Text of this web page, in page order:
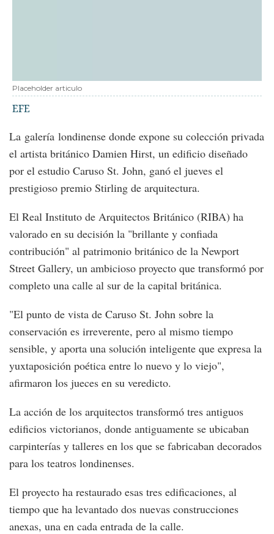
Placeholder articulo
EFE
La galería londinense donde expone su colección privada
el artista británico Damien Hirst, un edificio diseñado
por el estudio Caruso St. John, ganó el jueves el
prestigioso premio Stirling de arquitectura.
El Real Instituto de Arquitectos Británico (RIBA) ha
valorado en su decisión la "brillante y confiada
contribución" al patrimonio británico de la Newport
Street Gallery, un ambicioso proyecto que transformó por
completo una calle al sur de la capital británica.
"El punto de vista de Caruso St. John sobre la
conservación es irreverente, pero al mismo tiempo
sensible, y aporta una solución inteligente que expresa la
yuxtaposición poética entre lo nuevo y lo viejo",
afirmaron los jueces en su veredicto.
La acción de los arquitectos transformó tres antiguos
edificios victorianos, donde antiguamente se ubicaban
carpinterías y talleres en los que se fabricaban decorados
para los teatros londinenses.
El proyecto ha restaurado esas tres edificaciones, al
tiempo que ha levantado dos nuevas construcciones
anexas, una en cada entrada de la calle.